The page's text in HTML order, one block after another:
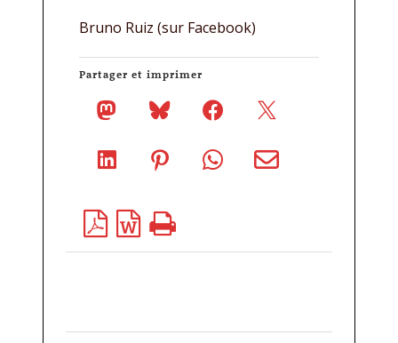
Bruno Ruiz (sur Facebook)
Partager et imprimer